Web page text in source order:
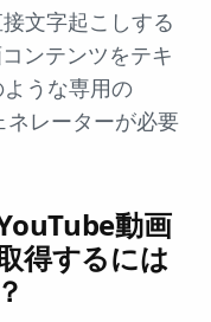
文字起こしする
ンテンツをテキ
うな専用の
レーターが必要
動画
得するには